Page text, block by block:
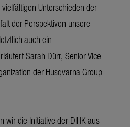
Unterschieden der
der Perspektiven unsere
auch ein
Sarah Dürr, Senior Vice
der Husqvarna Group
wir die Initiative der DIHK aus